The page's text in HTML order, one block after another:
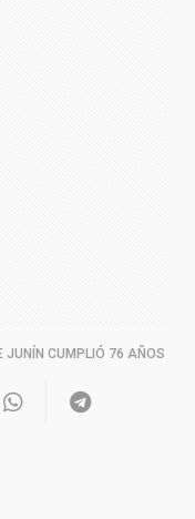
JUNÍN CUMPLIÓ 76 AÑOS